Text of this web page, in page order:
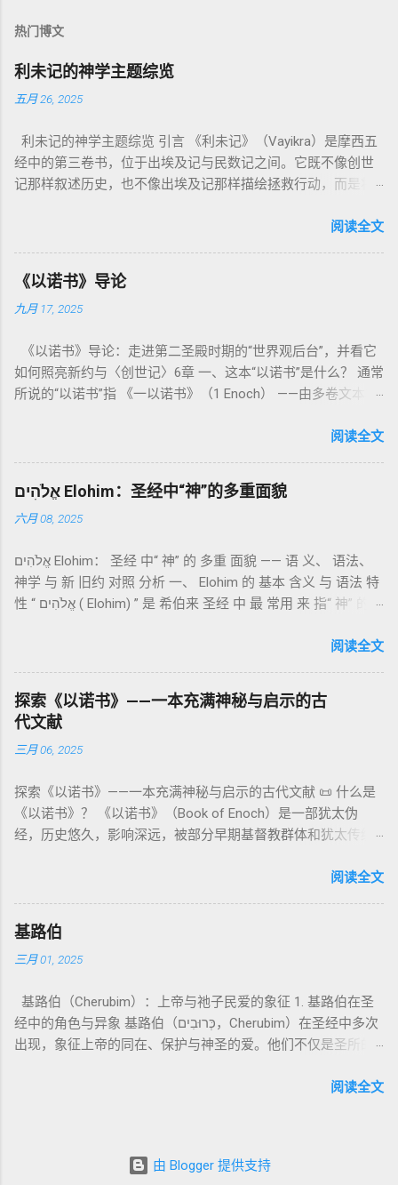
热门博文
利未记的神学主题综览
五月 26, 2025
利未记的神学主题综览 引言 《利未记》（Vayikra）是摩西五
经中的第三卷书，位于出埃及记与民数记之间。它既不像创世
记那样叙述历史，也不像出埃及记那样描绘拯救行动，而是将
内容看似仪式化，《利未记》却揭示了 神的临在如何规范人类
为我耶和华你们的神是圣洁的。”（利未记19:2） 这节经文构成
整卷书的中心神学。希伯来文“קָדוֹשׁ”（kadosh）不仅意味着道
德上的圣洁，更意味着“分别出来”、“归属于神”。 《利未记》教
中活出“圣洁”。圣洁不仅是内心态度，更是生活方式。 二、献
祭制度：与神相交的通道 前七章详细描述五种祭： 燔祭
（olah）：全然献上，象征奉献与赎罪； 素祭 （minchah）：
团契的象征； 赎罪祭 （chatat）：针对无意之罪的遮盖； 赎愆
祭 （asham）：针对特定罪行的赔偿与赎回。 这些制度不是单
纯宗教仪式，而是 神提供给罪人恢复关系的方式 。 希伯来文
祂的子民得洁净并维系同在。 三、祭司制度与敬拜秩序 亚伦与
记》强调他们的洁净、服饰、行为都必须与神的圣洁相称。 祭
司是 圣所的看守者、律法的教导者与百姓的代求者 。他们的失
败（如拿答与亚比户擅献凡火）立刻带来神的审判（利10
限 第11–15章讲述关于食物、疾病（如大麻风）、体液等“洁净
与不洁”的律例。其目的不是为了迷信或隔离，而是建立 圣洁与
秩序感 ，帮助以色列人活在神的同在中。 “洁净”不是等同于“无
罪”，而是不妨碍与神交往的状态。圣所是神居住之地，进入必
16章描述每年一次的“赎罪日”（Yom Kippur），大祭司进入至
圣所，用血为圣所与百姓遮罪。 这是整卷《利未记》的神学中
心： 神愿意居住在人中间； 罪必须被遮盖才能维持这同在；
神主动提供遮罪之道（两个祭牲，特别是“为耶和华”的与“归于
亚撒泻勒”的）。 这预表...
阅读全文
《以诺书》导论
九月 17, 2025
《以诺书》导论：走进第二圣殿时期的“世界观后台”，并看它
如何照亮新约与〈创世记〉6章 一、这本“以诺书”是什么？ 通常
所说的“以诺书”指 《一以诺书》（1 Enoch） ——由多卷文本构
世纪），虽不在犹太/基督教主流正典之内（ 埃塞俄比亚正教
吉兹语（埃塞俄比亚语） 保存， 死海古卷 出土了多份 阿拉姆
语 残卷，另有 希腊文 片段，显示其广泛流传。 《一以诺书》
大体由五部分组成（作者与年代各异）： 《守望者之书》（1–
通婚、巨人（尼非利人）的出现，以及神对其囚禁与审判。
《比喻/相似喻之书》（37–71） ：频繁出现“ 那位人子/拣选
者/义者 ”，刻画末世审判与王权。 《天文之书》（72–82） ：
：以异象回顾以色列史并预示末世。 《以诺书信》（91–108）
：智慧训诫、“祸哉”、义人与恶人的结局等。 提示：另有《二
以诺书》（斯拉夫文）与《三以诺书》（希伯来文），属更晚
期以诺传统，不等同于《一以诺书》。 二、为什么重要？——
它是新约作者与读者共享的“语境词典” 1）新约中的直接/间接
呼应 犹大书14–15 几乎逐字引 1 Enoch 1:9（“主带着千万圣者
的“深渊囚禁”叙事共振。 彼后2:4 用“ 他他路斯 （Tartarus）”指
天使囚禁之所，贴近以诺传统语境。 福音书/启示录 中的“ 人子
来临与天使同来、坐在荣耀宝座审判列国 ”（太24–25；启1、
观 ：以诺将“巨人之灵”为游行污灵的渊源学解释，补给了新约
驱魔叙事背后的“灵界词库”（可1、路8；亦参弗6:12“执政掌
权”）。 阴间与审判意象 ：Sheol 的分区、册卷与火刑等图像，
：以诺传统对压迫者的“祸哉”，与 雅各书 对不义富者的警告
（雅5）形成呼应。 ...
阅读全文
אֱלֹהִים Elohim：圣经中“神”的多重面貌
六月 08, 2025
אֱלֹהִים Elohim： 圣经 中“ 神” 的 多重 面貌 —— 语 义、 语法、
神学 与 新 旧约 对照 分析 一、 Elohim 的 基本 含义 与 语法 特
性 “ אֱלֹהִים ( Elohim) ” 是 希伯来 圣经 中 最 常用 来 指“ 神” 的
者”。 ✦ 语法 现象： Elohim 是 一个 复数 形式 （“- im” 后
世 记 1: 1）； 在 其他 语 境 中也 可 用于 复数 意义， 如 指 多
神、 属 灵 存在、 审判 官 等； 因此， 需 借助 上下文 判断 语
义 和 神学 定位 。 二、 希伯来 圣经 中 Elohim 的 主要 用法 与
示例 分类 类型 用法 说明 示例 经文 含义 1. 真神 指 以色列 的
所 崇拜 的 神祇 出 20: 3 假 神/ 偶像（ gods） 3. 属 灵 存在
神 的 众 子、 天使、 神圣 议会 成员 诗 82: 1, 申 32: 8– 9
神圣 存在（ divine beings） 4. 法官 被 委托 施行 神 审判者 出
权 代表 受托 执行 神 旨意 的 人（ 如 摩西） 出 7: 1 神 的 代言
人（ divine proxy） 6. 强调 威严 复数 形式 强调 尊贵 超自然 的
显现 撒 上 28: 13 灵界 显现 或 尊称（ majestic plural） 三、
每一 类 的 代表 经文 解读 1. 真神 的 独 一 性（ 创世 记 1: 1） “
בְּרֵאשִׁית בָּרָא אֱלֹהִים...” “ 起初， 神（ Elohim） 创造 天地。” 尽
语法 结构 显示 这 是在 强调 一位 ...
阅读全文
探索《以诺书》——一本充满神秘与启示的古
代文献
三月 06, 2025
探索《以诺书》——一本充满神秘与启示的古代文献 📜 什么是
《以诺书》？ 《以诺书》（Book of Enoch）是一部犹太伪
经，历史悠久，影响深远，被部分早期基督教群体和犹太传统
的曾祖父——的名义写成，包含大量关于天使、堕落、审判和弥
行，神将他取去，他就不在世了。” 这一神秘的记载激发了后世
关于以诺与神的关系、天国奥秘的丰富想象。《以诺书》便是
这种想象的结晶。 📖《以诺书》的主要内容 《以诺书》并非一
之书》（1 Enoch 1-36） 讲述堕落天使（守望者，Watchers）
如何违背神的命令，与人类女子结合，生下巨人（Nephilim）。
这些天使教授人类各种知识，如金属锻造、药草使用和占星
洪水洁净世界。 这一描述与《创世记 6:1-4》的“神的众子”相呼
子看见人的女子美貌，就随意挑选，娶来为妻。他们与女子交
合后，生下了伟人（Nephilim），那时候的伟人就是古时英武有
阅读全文
基路伯
三月 01, 2025
基路伯（Cherubim）：上帝与祂子民爱的象征 1. 基路伯在圣
经中的角色与异象 基路伯（כְּרוּבִים，Cherubim）在圣经中多次
出现，象征上帝的同在、保护与神圣的爱。他们不仅是圣所的
护者 在《创世记》3:24中，基路伯首次出现，被安置在伊甸园
入伊甸园。这象征着罪的阻隔，也反映出人类与神分离后的失
阅读全文
由 Blogger 提供支持